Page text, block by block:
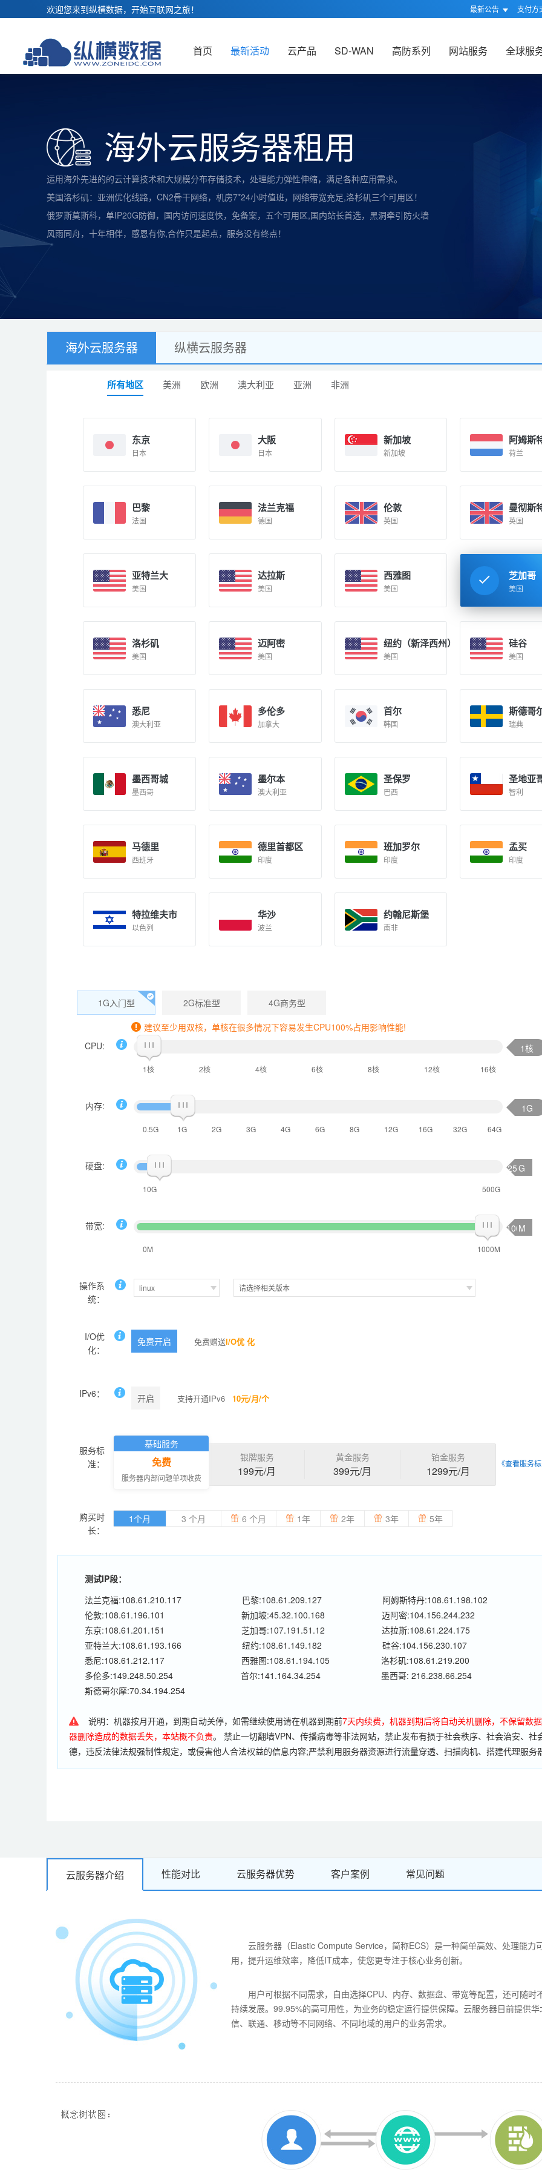
最新公告 支付方
欢迎您来到纵横数据，开始互联网之旅！
首页 最新活动 云产品 SD-WAN 高防系列 网站服务 全球服
海外云服务器租用
运用海外先进的的云计算技术和大规模分布存储技术，处理能力弹性伸缩，满足各种应用需求。
美国洛杉矶：亚洲优化线路，CN2骨干网络，机房7*24小时值班，网络带宽充足,洛杉矶三个可用区！
俄罗斯莫斯科，单IP20G防御，国内访问速度快，免备案，五个可用区,国内站长首选，黑洞牵引防火墙
风雨同舟，十年相伴，感恩有你,合作只是起点，服务没有终点！
海外云服务器 纵横云服务器
所有地区 美洲 欧洲 澳大利亚 亚洲 非洲
东京
日本
大阪
日本
新加坡
新加坡
阿姆斯
荷兰
巴黎
法国
法兰克福
德国
伦敦
英国
曼彻斯
英国
亚特兰大
美国
达拉斯
美国
西雅图
美国
芝加哥
美国
洛杉矶
美国
迈阿密
美国
纽约（新泽西州）
美国
硅谷
美国
悉尼
澳大利亚
多伦多
加拿大
首尔
韩国
斯德哥
瑞典
墨西哥城
墨西哥
墨尔本
澳大利亚
圣保罗
巴西
圣地亚
智利
马德里
西班牙
德里首都区
印度
班加罗尔
印度
孟买
印度
特拉维夫市
以色列
华沙
波兰
约翰尼斯堡
南非
1G入门型 2G标准型 4G商务型
CPU:
建议至少用双核，单核在很多情况下容易发生CPU100%占用影响性能!
1核
1核 2核 4核 6核 8核 12核 16核
内存: 1G
0.5G 1G 2G 3G 4G 6G 8G 12G 16G 32G 64G
硬盘: G
10G 500G
带宽: M
0M 1000M
操作系
统：
linux 请选择相关版本
I/O优
化：
免费开启 免费赠送I/O优 化
IPv6： 开启 支持开通IPv6 10元/月/个
服务标
准：
基础服务
免费
服务器内部问题单项收费
银牌服务
199元/月
黄金服务
399元/月
铂金服务
1299元/月
《查看服务
购买时
长：
1个月 3 个月 6 个月 1年 2年 3年 5年
测试IP段：
法兰克福:108.61.210.117
巴黎:108.61.209.127
阿姆斯特丹:108.61.198.102
伦敦:108.61.196.101
新加坡:45.32.100.168
迈阿密:104.156.244.232
东京:108.61.201.151
芝加哥:107.191.51.12
达拉斯:108.61.224.175
亚特兰大:108.61.193.166
纽约:108.61.149.182
硅谷:104.156.230.107
悉尼:108.61.212.117
西雅图:108.61.194.105
洛杉矶:108.61.219.200
多伦多:149.248.50.254
首尔:141.164.34.254
墨西哥: 216.238.66.254
斯德哥尔摩:70.34.194.254
说明：机器按月开通，到期自动关停，如需继续使用请在机器到期前7天内续费，机器到期后将自动关机删除，不保留数
器删除造成的数据丢失，本站概不负责。 禁止一切翻墙VPN、传播病毒等非法网站，禁止发布有损于社会秩序、社会治安、社
德，违反法律法规强制性规定，或侵害他人合法权益的信息内容;严禁利用服务器资源进行流量穿透、扫描肉机、搭建代理服务
邮件服务器，利用工具发送或转发邮件、对外发包等非法应用;严禁危害电信网络安全和信息安全的任何行为;我司有严格的监
云服务器介绍 性能对比 云服务器优势 客户案例 常见问题
云服务器（Elastic Compute Service，简称ECS）是一种简单高效、处理能
用，提升运维效率，降低IT成本，使您更专注于核心业务创新。
用户可根据不同需求，自由选择CPU、内存、数据盘、带宽等配置，还可随
持续发展。99.95%的高可用性，为业务的稳定运行提供保障。云服务器目前提供
信、联通、移动等不同网络、不同地域的用户的业务需求。